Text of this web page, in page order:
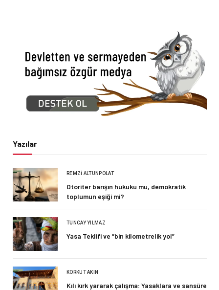
Yazılar
REMZI ALTUNPOLAT
Otoriter barışın hukuku mu, demokratik
toplumun eşiği mi?
TUNCAY YILMAZ
Yasa Teklifi ve “bin kilometrelik yol”
KORKUT AKIN
Kılı kırk yararak çalışma: Yasaklara ve sansüre